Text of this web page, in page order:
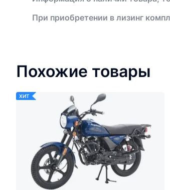
При приобретении в лизинг
Похожие товары
ХИТ